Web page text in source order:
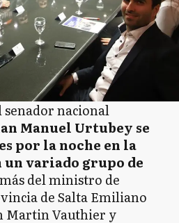
nacional
Manuel Urtubey se
por la noche en la
un variado grupo de
del ministro de
de Salta Emiliano
Martin Vauthier y